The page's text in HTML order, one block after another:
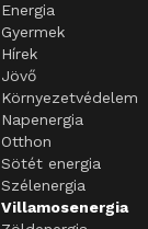
Energia
Gyermek
Hírek
Jövő
Környezetvédelem
Napenergia
Otthon
Sötét energia
Szélenergia
Villamosenergia